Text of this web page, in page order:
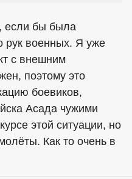
если бы была
рук военных. Я уже
с внешним
поэтому это
боевиков,
Асада чужими
этой ситуации, но
Как то очень в